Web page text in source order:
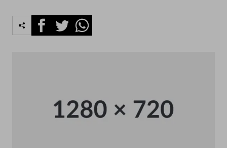
FacebookTwitterWhatsapp